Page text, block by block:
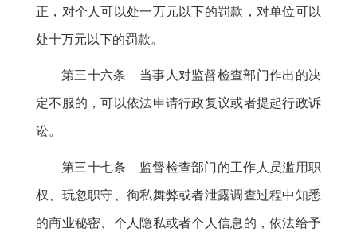
正 ， 对个人可以处一万元以下的罚款，对单位可以
处十万元以下的罚款。
第三十六条 当事人对监督检查部门作出的决
定不服的 ， 可以依法申请行政复议或者提起行政诉
讼。
第三十七条 监督检查部门的工作人员滥用职
权、玩忽职守、徇私舞弊或者泄露调查过程中知悉
的商业秘密、个人隐私或者个人信息的 ，依法给予